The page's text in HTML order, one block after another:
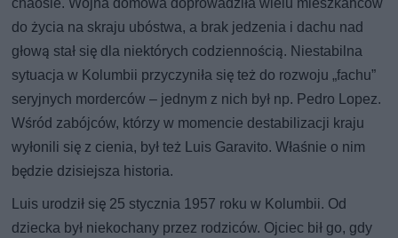
do życia na skraju ubóstwa, a brak jedzenia i dachu nad
głową stał się dla niektórych codziennością. Niestabilna
sytuacja w Kolumbii przyczyniła się też do rozwoju „fachu”
seryjnych morderców – jednym z nich był np. Pedro Lopez.
Wśród zabójców, którzy w momencie destabilizacji kraju
wyłonili się z cienia, był też Luis Garavito. Właśnie o nim
będzie dzisiejsza historia.
Luis urodził się 25 stycznia 1957 roku w Kolumbii. Od
dziecka był niekochany przez rodziców. Ojciec bił go, gdy